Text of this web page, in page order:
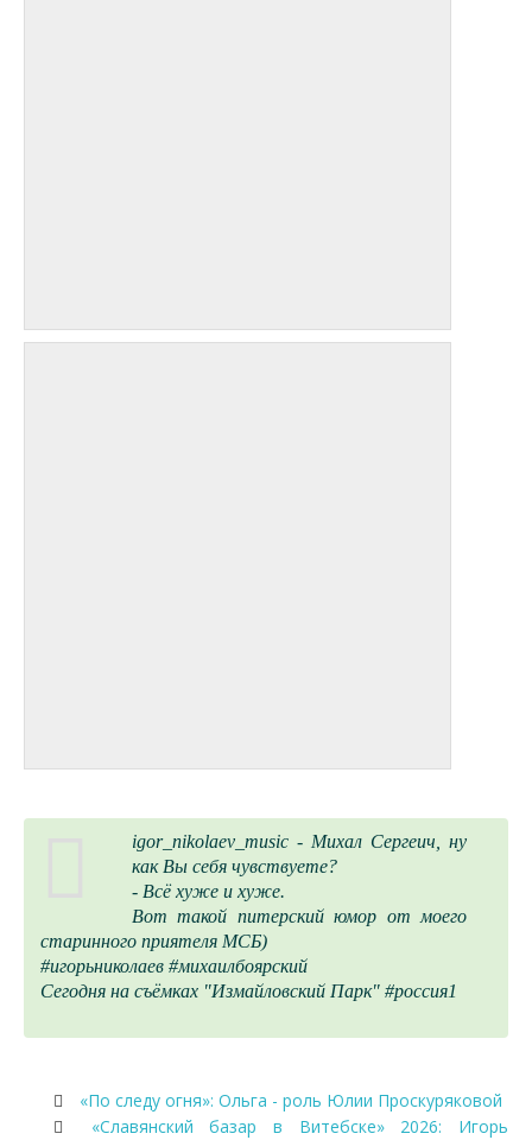
igor_nikolaev_music - Михал Сергеич, ну
как Вы себя чувствуете?
- Всё хуже и хуже.
Вот такой питерский юмор от моего
старинного приятеля МСБ)
#игорьниколаев #михаилбоярский
Сегодня на съёмках "Измайловский Парк" #россия1
«По следу огня»: Ольга - роль Юлии Проскуряковой
«Славянский базар в Витебске» 2026: Игорь